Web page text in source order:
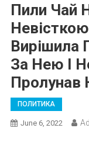
Пили Чай
Вирішила
За Нею І
Пролунав
ПОЛИТИКА
June 6, 2022